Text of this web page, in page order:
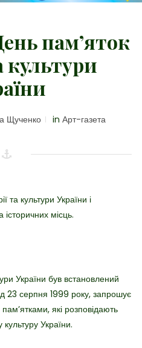
пам’яток
культури
Щученко in Арт-газета
та культури України і
місць.
України був встановлений
23 серпня 1999 року, запрошує
які розповідають
України.